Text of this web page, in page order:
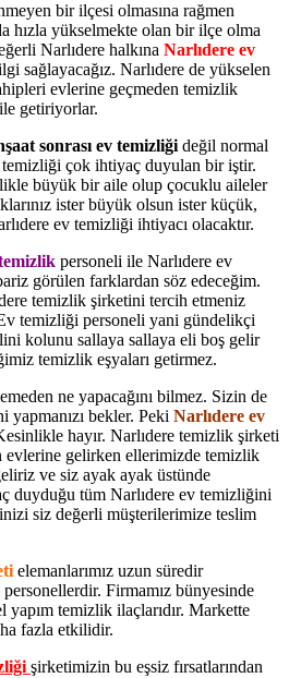
bir ilçesi olmasına rağmen
hızla yükselmekte olan bir ilçe olma
Narlıdere halkına Narlıdere ev
sağlayacağız. Narlıdere de yükselen
evlerine geçmeden temizlik
getiriyorlar.
sonrası ev temizliği değil normal
temizliği çok ihtiyaç duyulan bir iştir.
büyük bir aile olup çocuklu aileler
ister büyük olsun ister küçük,
ev temizliği ihtiyacı olacaktır.
personeli ile Narlıdere ev
görülen farklardan söz edeceğim.
temizlik şirketini tercih etmeniz
temizliği personeli yani gündelikçi
kolunu sallaya sallaya eli boş gelir
temizlik eşyaları getirmez.
ne yapacağını bilmez. Sizin de
bekler. Peki Narlıdere ev
hayır. Narlıdere temizlik şirketi
evlerine gelirken ellerimizde temizlik
ve siz ayak ayak üstünde
duyduğu tüm Narlıdere ev temizliğini
siz değerli müşterilerimize teslim
elemanlarımız uzun süredir
Firmamız bünyesinde
temizlik ilaçlarıdır. Markette
fazla etkilidir.
şirketimizin bu eşsiz fırsatlarından